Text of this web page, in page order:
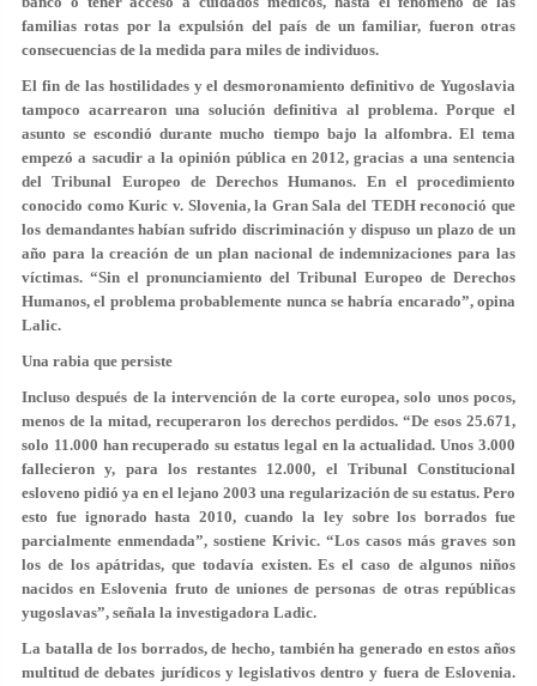
familias rotas por la expulsión del país de un familiar, fueron otras
consecuencias de la medida para miles de individuos.
El fin de las hostilidades y el desmoronamiento definitivo de Yugoslavia
tampoco acarrearon una solución definitiva al problema. Porque el
asunto se escondió durante mucho tiempo bajo la alfombra. El tema
empezó a sacudir a la opinión pública en 2012, gracias a una sentencia
del Tribunal Europeo de Derechos Humanos. En el procedimiento
conocido como Kuric v. Slovenia, la Gran Sala del TEDH reconoció que
los demandantes habían sufrido discriminación y dispuso un plazo de un
año para la creación de un plan nacional de indemnizaciones para las
víctimas. “Sin el pronunciamiento del Tribunal Europeo de Derechos
Humanos, el problema probablemente nunca se habría encarado”, opina
Lalic.
Una rabia que persiste
Incluso después de la intervención de la corte europea, solo unos pocos,
menos de la mitad, recuperaron los derechos perdidos. “De esos 25.671,
solo 11.000 han recuperado su estatus legal en la actualidad. Unos 3.000
fallecieron y, para los restantes 12.000, el Tribunal Constitucional
esloveno pidió ya en el lejano 2003 una regularización de su estatus. Pero
esto fue ignorado hasta 2010, cuando la ley sobre los borrados fue
parcialmente enmendada”, sostiene Krivic. “Los casos más graves son
los de los apátridas, que todavía existen. Es el caso de algunos niños
nacidos en Eslovenia fruto de uniones de personas de otras repúblicas
yugoslavas”, señala la investigadora Ladic.
La batalla de los borrados, de hecho, también ha generado en estos años
multitud de debates jurídicos y legislativos dentro y fuera de Eslovenia.